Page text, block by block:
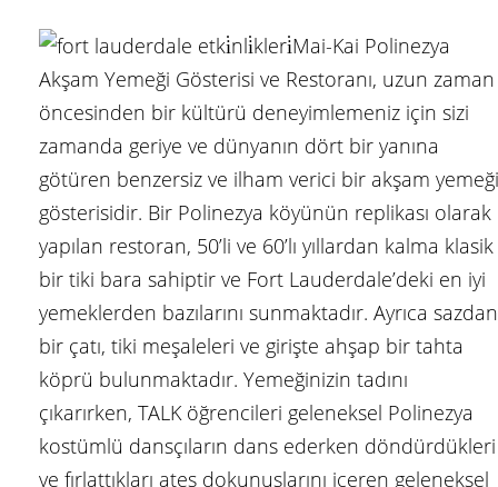
Mai-Kai Polinezya
Akşam Yemeği Gösterisi ve Restoranı, uzun zaman
öncesinden bir kültürü deneyimlemeniz için sizi
zamanda geriye ve dünyanın dört bir yanına
götüren benzersiz ve ilham verici bir akşam yemeği
gösterisidir. Bir Polinezya köyünün replikası olarak
yapılan restoran, 50’li ve 60’lı yıllardan kalma klasik
bir tiki bara sahiptir ve Fort Lauderdale’deki en iyi
yemeklerden bazılarını sunmaktadır. Ayrıca sazdan
bir çatı, tiki meşaleleri ve girişte ahşap bir tahta
köprü bulunmaktadır. Yemeğinizin tadını
çıkarırken, TALK öğrencileri geleneksel Polinezya
kostümlü dansçıların dans ederken döndürdükleri
ve fırlattıkları ateş dokunuşlarını içeren geleneksel